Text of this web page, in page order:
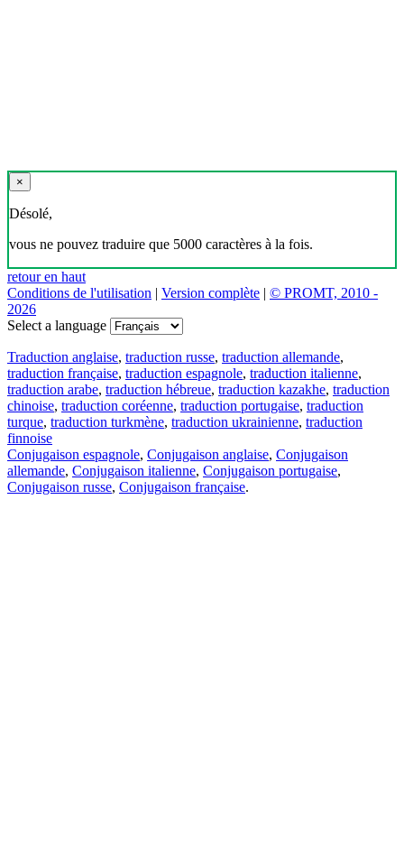
×
Désolé,
vous ne pouvez traduire que 5000 caractères à la fois.
retour en haut
Conditions de l'utilisation | Version complète | © PROMT, 2010 -
2026
Select a language
Traduction anglaise, traduction russe, traduction allemande,
traduction française, traduction espagnole, traduction italienne,
traduction arabe, traduction hébreue, traduction kazakhe, traduction
chinoise, traduction coréenne, traduction portugaise, traduction
turque, traduction turkmène, traduction ukrainienne, traduction
finnoise
Conjugaison espagnole, Conjugaison anglaise, Conjugaison
allemande, Conjugaison italienne, Conjugaison portugaise,
Conjugaison russe, Conjugaison française.